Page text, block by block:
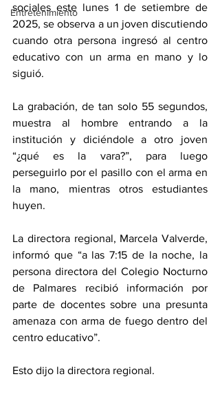
Entretenimiento
sociales este lunes 1 de setiembre de
2025, se observa a un joven discutiendo
cuando otra persona ingresó al centro
educativo con un arma en mano y lo
siguió.
La grabación, de tan solo 55 segundos,
muestra al hombre entrando a la
institución y diciéndole a otro joven
“¿qué es la vara?”, para luego
perseguirlo por el pasillo con el arma en
la mano, mientras otros estudiantes
huyen.
La directora regional, Marcela Valverde,
informó que “a las 7:15 de la noche, la
persona directora del Colegio Nocturno
de Palmares recibió información por
parte de docentes sobre una presunta
amenaza con arma de fuego dentro del
centro educativo”.
Esto dijo la directora regional.